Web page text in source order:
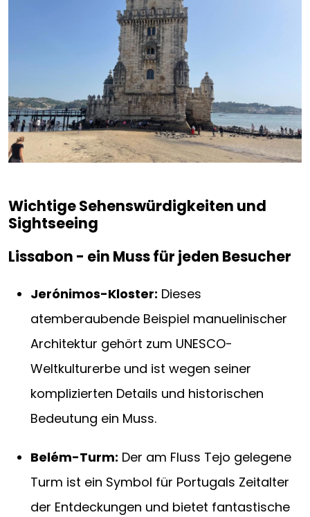
Wichtige Sehenswürdigkeiten und
Sightseeing
Lissabon - ein Muss für jeden Besucher
Jerónimos-Kloster: Dieses
atemberaubende Beispiel manuelinischer
Architektur gehört zum UNESCO-
Weltkulturerbe und ist wegen seiner
komplizierten Details und historischen
Bedeutung ein Muss.
Belém-Turm: Der am Fluss Tejo gelegene
Turm ist ein Symbol für Portugals Zeitalter
der Entdeckungen und bietet fantastische